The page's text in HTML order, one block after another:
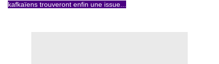
kafkaïens trouveront enfin une issue...